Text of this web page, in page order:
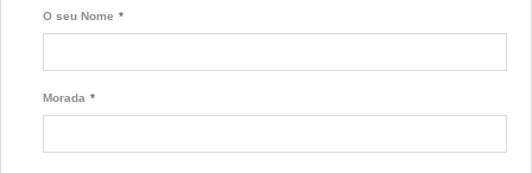
O seu Nome *
Morada *